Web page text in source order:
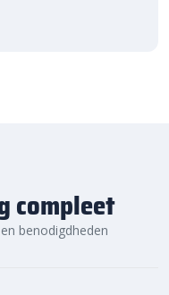
compleet
benodigdheden